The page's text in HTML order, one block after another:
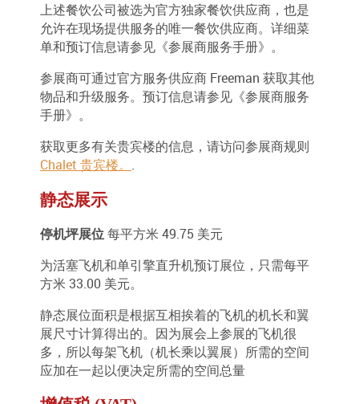
上述餐饮公司被选为官方独家餐饮供应商，也是
允许在现场提供服务的唯一餐饮供应商。详细菜
单和预订信息请参见《参展商服务手册》。
参展商可通过官方服务供应商 Freeman 获取其他
物品和升级服务。预订信息请参见《参展商服务
手册》。
获取更多有关贵宾楼的信息，请访问参展商规则
Chalet 贵宾楼。 .
静态展示
停机坪展位每平方米 49.75 美元
为活塞飞机和单引擎直升机预订展位，只需每平
方米 33.00 美元。
静态展位面积是根据互相挨着的飞机的机长和翼
展尺寸计算得出的。因为展会上参展的飞机很
多，所以每架飞机（机长乘以翼展）所需的空间
应加在一起以便决定所需的空间总量